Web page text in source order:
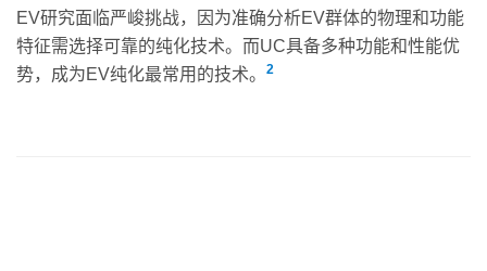
EV研究面临严峻挑战，因为准确分析EV群体的物理和功能
特征需选择可靠的纯化技术。而UC具备多种功能和性能优
势，成为EV纯化最常用的技术。
2